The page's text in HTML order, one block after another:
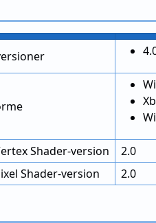
Shader-version
2.0
Shader-version
2.0